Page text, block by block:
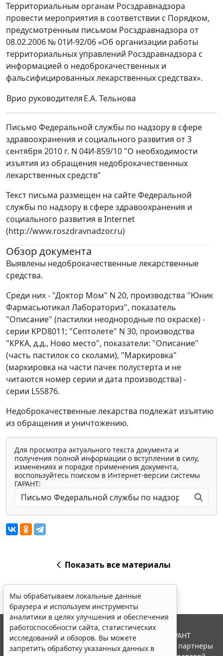
Территориальным органам Росздравнадзора
провести мероприятия в соответствии с Порядком,
предусмотренным письмом Росздравнадзора от
08.02.2006 № 01И-92/06 «Об организации работы
территориальных управлений Росздравнадзора с
информацией о недоброкачественных и
фальсифицированных лекарственных средствах».
Врио руководителяЕ.А. Тельнова
Письмо Федеральной службы по надзору в сфере
здравоохранения и социального развития от 3
сентября 2010 г. N 04И-859/10 "О необходимости
изъятия из обращения недоброкачественных
лекарственных средств"
Текст письма размещен на сайте Федеральной
службы по надзору в сфере здравоохранения и
социального развития в Internet
(http://www.roszdravnadzor.ru)
Обзор документа
Выявлены недоброкачественные лекарственные
средства.
Среди них - "Доктор Мом" N 20, производства "Юник
Фармасьютикал Лабораториз", показатель
"Описание" (пастилки неоднородные по окраске) -
серии KPD8011; "Септолете" N 30, производства
"КРКА, д.д., Ново место", показатели: "Описание"
(часть пастилок со сколами), "Маркировка"
(маркировка на части пачек полустерта и не
читаются номер серии и дата производства) -
серии L55876.
Недоброкачественные лекарства подлежат изъятию
из обращения и уничтожению.
Для просмотра актуального текста документа и
получения полной информации о вступлении в силу,
изменениях и порядке применения документа,
воспользуйтесь поиском в Интернет-версии системы
ГАРАНТ:
Показать все материалы
Мы обрабатываем локальные данные
браузера и используем инструменты
аналитики в целях улучшения и обеспечения
работоспособности сайта, статистических
исследований и обзоров. Вы можете
запретить обработку указанных данных в
© ООО "НПП "ГАРАНТ-СЕРВИС", 2026. Система ГАРАНТ
выпускается с 1990 года. Компания "Гарант" и ее партнеры